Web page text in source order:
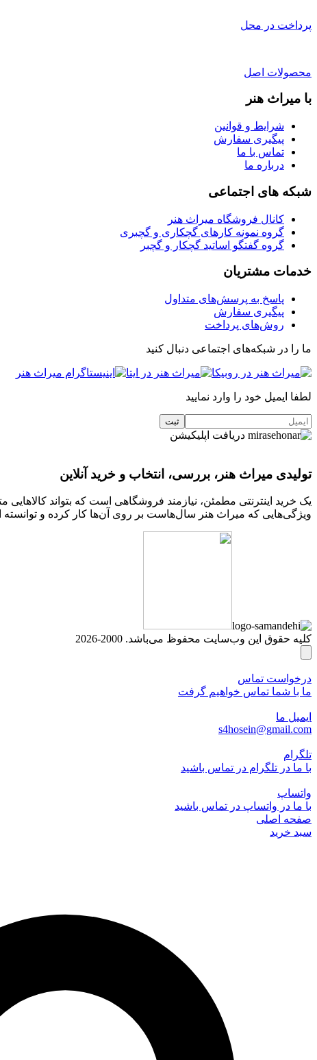
پرداخت در محل
محصولات اصل
با میراث هنر
شرایط و قوانین
پیگیری سفارش
تماس با ما
درباره ما
شبکه های اجتماعی
کانال فروشگاه میراث هنر
گروه نمونه کارهای گچکاری و گچبری
گروه گفتگو اساتید گچکار و گچبر
خدمات مشتریان
پاسخ به پرسش‌های متداول
پیگیری سفارش
روش‌های پرداخت
ما را در شبکه‌های اجتماعی دنبال کنید
لطفا ایمیل خود را وارد نمایید
دریافت اپلیکیشن
تولیدی میراث هنر، بررسی، انتخاب و خرید آنلاین
یک خرید اینترنتی مطمئن، نیازمند فروشگاهی است که بتواند
ویژگی‌هایی که میراث هنر سال‌هاست بر روی آن‌ها کار کرده و توانسته
کلیه حقوق این وب‌سایت محفوظ می‌باشد. 2000-2026
درخواست تماس
ما با شما تماس خواهیم گرفت
ایمیل ما
s4hosein@gmail.com
تلگرام
با ما در تلگرام در تماس باشید
واتساپ
با ما در واتساپ در تماس باشید
صفحه اصلی
سبد خرید